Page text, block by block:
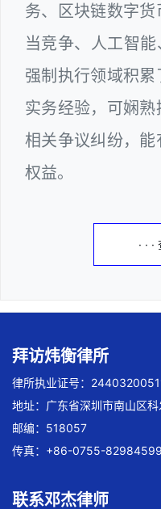
务、区块链数字
当竞争、人工智
强制执行领域积
实务经验，可娴
相关争议纠纷，
权益。
· ·
拜访炜衡律所
律所执业证号：
地址：广东省深圳市南山区
邮编：518057
传真：+86-0755-82984599
联系邓杰律师